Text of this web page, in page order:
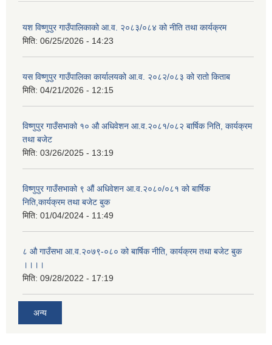
यश विष्णुपुर गाउँपालिकाको आ.व. २०८३/०८४ को नीति तथा कार्यक्रम
मिति: 06/25/2026 - 14:23
यस विष्णुपुर गाउँपालिका कार्यालयको आ.व. २०८२/०८३ को रातो किताब
मिति: 04/21/2026 - 12:15
विष्णुपुर गाउँसभाको १० औ अधिवेशन आ.व.२०८१/०८२ बार्षिक निति, कार्यक्रम
तथा बजेट
मिति: 03/26/2025 - 13:19
विष्णुपुर गाउँसभाको ९ औं अधिवेशन आ.व.२०८०/०८१ को बार्षिक
निति,कार्यक्रम तथा बजेट बुक
मिति: 01/04/2024 - 11:49
८ औ गाउँसभा आ.व.२०७९-०८० को बार्षिक नीति, कार्यक्रम तथा बजेट बुक
।।।।
मिति: 09/28/2022 - 17:19
अन्य